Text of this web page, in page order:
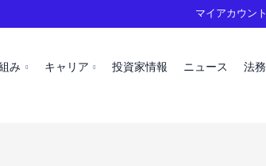
み キャリア 投資家情報 ニュース 法務
マイアカウント